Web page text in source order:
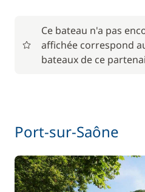
Parking Voitures
Wifi
Ce bateau n'a pas
affichée correspond
bateaux de ce
Port-sur-Saône